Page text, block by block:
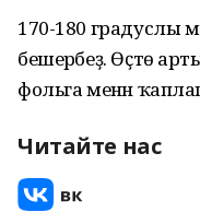
170-180 градуслы
бешерәбеҙ. Өҫтө
фольга менән
Читайте нас